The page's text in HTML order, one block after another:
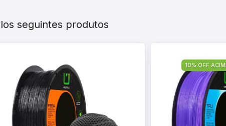
seguintes produtos
10% OFF